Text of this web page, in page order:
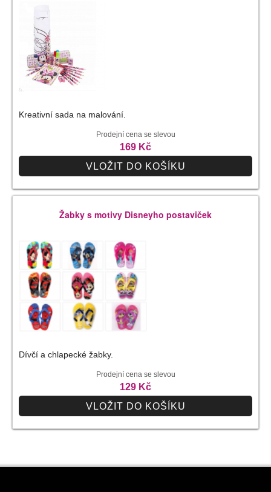
Kreativní sada na malování.
Prodejní cena se slevou
169 Kč
VLOŽIT DO KOŠÍKU
Žabky s motivy Disneyho postaviček
Dívčí a chlapecké žabky.
Prodejní cena se slevou
129 Kč
VLOŽIT DO KOŠÍKU